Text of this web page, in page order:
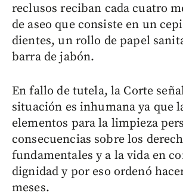
reclusos reciban cada cuatro
de aseo que consiste en un
dientes, un rollo de papel
barra de jabón.
En fallo de tutela, la Corte
situación es inhumana ya que
elementos para la limpieza
consecuencias sobre los
fundamentales y a la vida en
dignidad y por eso ordenó
meses.